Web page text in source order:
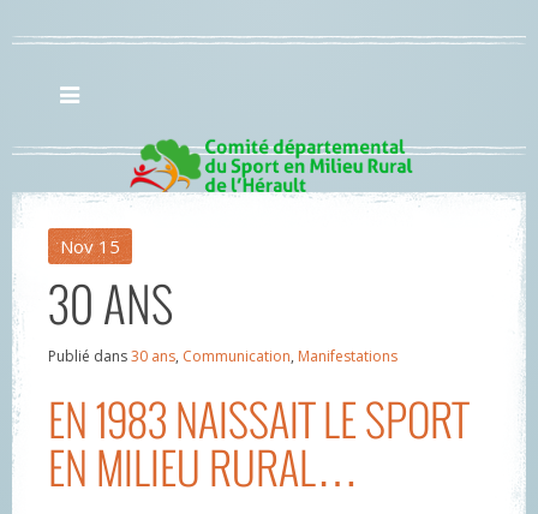
Nov 15
30 ANS
Publié dans30 ans, Communication, Manifestations
EN 1983 NAISSAIT LE SPORT
EN MILIEU RURAL…